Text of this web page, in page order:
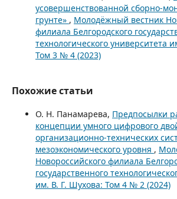
усовершенствованной сборно-
грунте» , Молодёжный вестник
филиала Белгородского
технологического университета
Том 3 № 4 (2023)
Похожие статьи
О. Н. Панамарева, Предпосылки
концепции умного цифрового
организационно-технических
мезоэкономического уровня ,
Новороссийского филиала
государственного
им. В. Г. Шухова: Том 4 № 2 (2024)